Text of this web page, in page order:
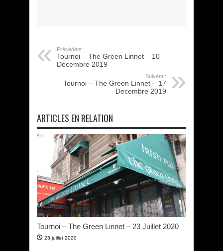
Précédent :
Tournoi – The Green Linnet – 10
Decembre 2019
Suivant :
Tournoi – The Green Linnet – 17
Decembre 2019
ARTICLES EN RELATION
Tournoi – The Green Linnet – 23 Juillet 2020
23 juillet 2020